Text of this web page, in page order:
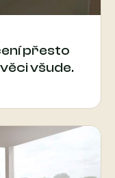
přesto
všude.